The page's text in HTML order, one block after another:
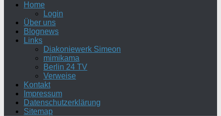
Home
Login
Über uns
Blognews
Links
Diakoniewerk Simeon
mimikama
Berlin 24 TV
Verweise
Kontakt
Impressum
Datenschutzerklärung
Sitemap